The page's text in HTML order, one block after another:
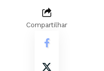
Compartilhar